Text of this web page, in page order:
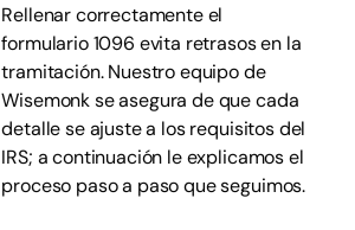
Rellenar correctamente el
formulario 1096 evita retrasos en la
tramitación. Nuestro equipo de
Wisemonk se asegura de que cada
detalle se ajuste a los requisitos del
IRS; a continuación le explicamos el
proceso paso a paso que seguimos.